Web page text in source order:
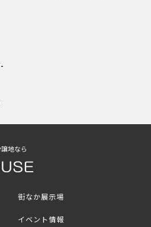
地なら
街なか展示場
イベント情報